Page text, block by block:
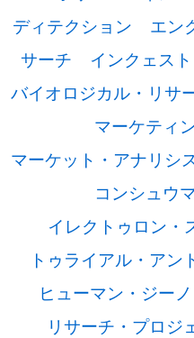
ディテクション
エン
サーチ
インクェスト
バイオロジカル・リサ
マーケティ
マーケット・アナリシ
コンシュウ
イレクトゥロン・
トゥライアル・アン
ヒューマン・ジー
リサーチ・プロジ